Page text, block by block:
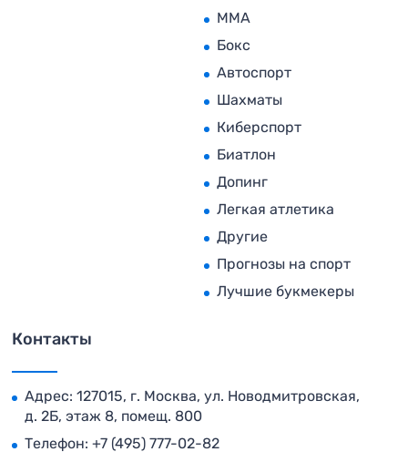
MMA
Бокс
Автоспорт
Шахматы
Киберспорт
Биатлон
Допинг
Легкая атлетика
Другие
Прогнозы на спорт
Лучшие букмекеры
Контакты
Адрес: 127015, г. Москва, ул. Новодмитровская,
д. 2Б, этаж 8, помещ. 800
Телефон: +7 (495) 777-02-82